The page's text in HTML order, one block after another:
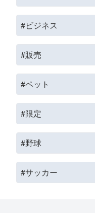
#ビジネス
#販売
#ペット
#限定
#野球
#サッカー